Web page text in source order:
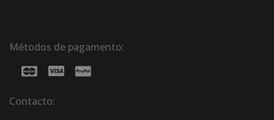
Métodos de pagamento:
Contacto: